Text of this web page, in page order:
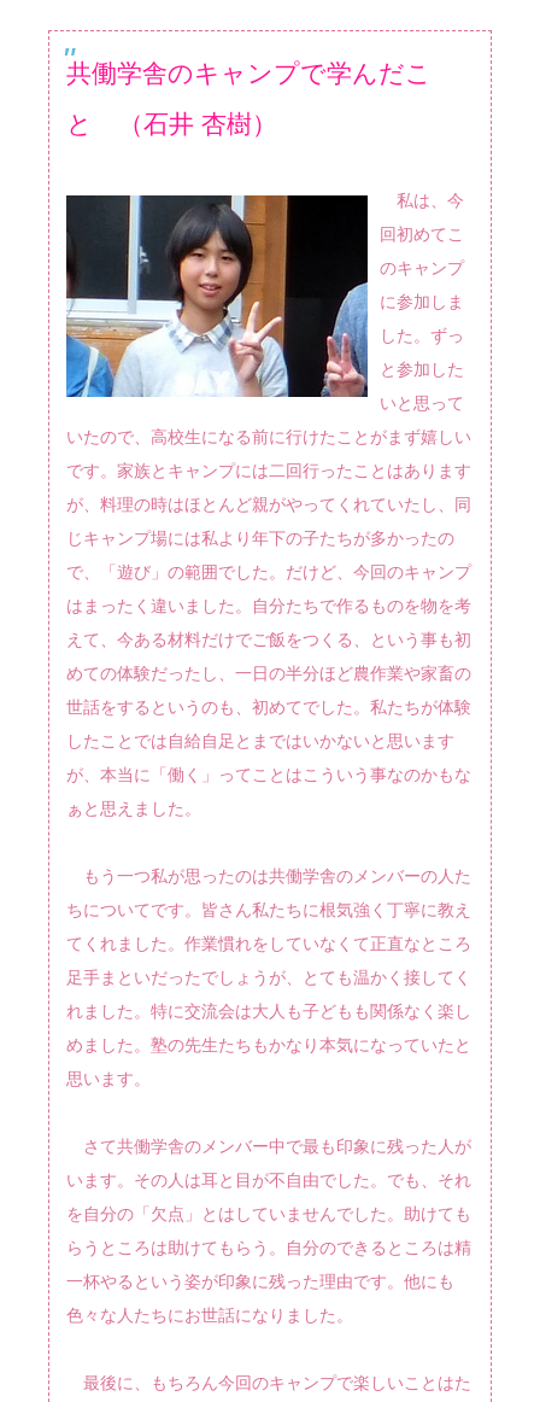
共働学舎のキャンプで学んだこ
と （石井 杏樹）
私は、今
回初めてこ
のキャンプ
に参加しま
した。ずっ
と参加した
いと思って
いたので、高校生になる前に行けたことがまず嬉しい
です。家族とキャンプには二回行ったことはあります
が、料理の時はほとんど親がやってくれていたし、同
じキャンプ場には私より年下の子たちが多かったの
で、「遊び」の範囲でした。だけど、今回のキャンプ
はまったく違いました。自分たちで作るものを物を考
えて、今ある材料だけでご飯をつくる、という事も初
めての体験だったし、一日の半分ほど農作業や家畜の
世話をするというのも、初めてでした。私たちが体験
したことでは自給自足とまではいかないと思います
が、本当に「働く」ってことはこういう事なのかもな
ぁと思えました。
もう一つ私が思ったのは共働学舎のメンバーの人た
ちについてです。皆さん私たちに根気強く丁寧に教え
てくれました。作業慣れをしていなくて正直なところ
足手まといだったでしょうが、とても温かく接してく
れました。特に交流会は大人も子どもも関係なく楽し
めました。塾の先生たちもかなり本気になっていたと
思います。
さて共働学舎のメンバー中で最も印象に残った人が
います。その人は耳と目が不自由でした。でも、それ
を自分の「欠点」とはしていませんでした。助けても
らうところは助けてもらう。自分のできるところは精
一杯やるという姿が印象に残った理由です。他にも
色々な人たちにお世話になりました。
最後に、もちろん今回のキャンプで楽しいことはた